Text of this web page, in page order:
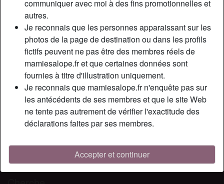
communiquer avec moi à des fins promotionnelles et
autres.
Je reconnais que les personnes apparaissant sur les
photos de la page de destination ou dans les profils
fictifs peuvent ne pas être des membres réels de
mamiesalope.fr et que certaines données sont
fournies à titre d'illustration uniquement.
Je reconnais que mamiesalope.fr n'enquête pas sur
les antécédents de ses membres et que le site Web
ne tente pas autrement de vérifier l'exactitude des
déclarations faites par ses membres.
Accepter et continuer
Épilé(e):
Oui
Fumeur(euse):
Description
Bonjour, je suis une belle femme d’âge mûr et je recherche
des jeunes mecs pour des bons plans cul . Comme je suis
une vraie cougar, je recherche des mecs de moins de 30
ans, vigoureux et qui n’ont pas froid aux yeux. Alors si tu
aimes le sexe à toute heure, que tu es curieux d’essayer le
fétichisme (cuir et vynil) et que tu aimes les femmes à
de me tester pour voir jusqu’où nous pouvons aller dans le
cul.